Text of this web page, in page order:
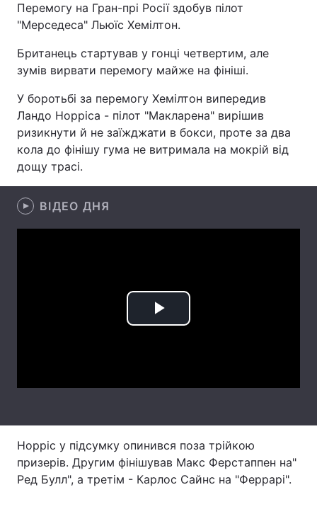
Головна Війна
Україна Політика
Спорт Наука
Техно і зв'язок Лайт
Здоров'я
Контакти
Послуги
Перемогу на Гран-прі Росії здобув пілот
"Мерседеса" Льюїс Хемілтон.
Британець стартував у гонці четвертим, але
зумів вирвати перемогу майже на фініші.
У боротьбі за перемогу Хемілтон випередив
Ландо Норріса - пілот "Макларена" вирішив
ризикнути й не заїжджати в бокси, проте за два
кола до фінішу гума не витримала на мокрій від
дощу трасі.
ВІДЕО ДНЯ
Play
Норріс у підсумку опинився поза трійкою
призерів. Другим фінішував Макс Ферстаппен на"
Ред Булл", а третім - Карлос Сайнс на "Феррарі".